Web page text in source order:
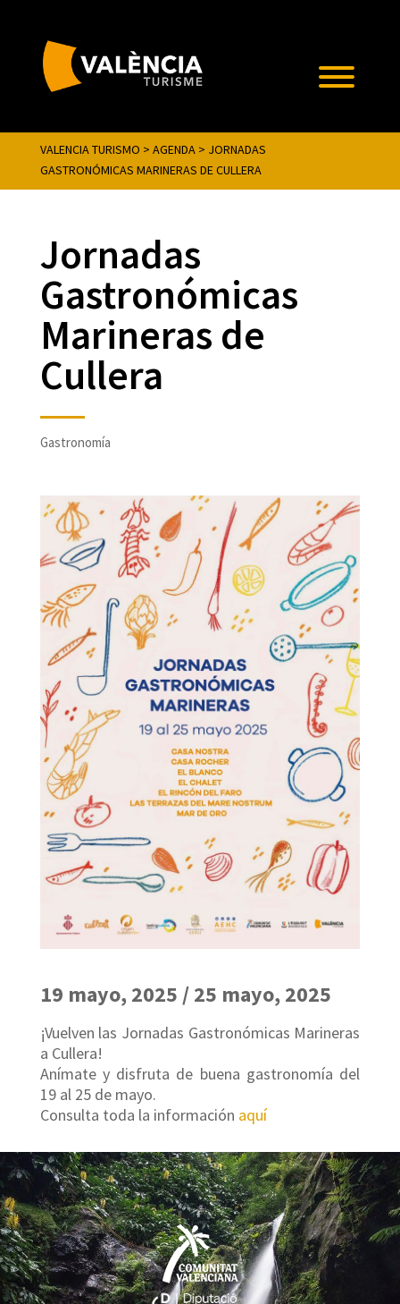
VALENCIA TURISMO > AGENDA> JORNADAS
GASTRONÓMICAS MARINERAS DE CULLERA
Jornadas
Gastronómicas
Marineras de
Cullera
Gastronomía
19 mayo, 2025 / 25 mayo, 2025
¡Vuelven las Jornadas Gastronómicas Marineras
a Cullera!
Anímate y disfruta de buena gastronomía del
19 al 25 de mayo.
Consulta toda la información aquí